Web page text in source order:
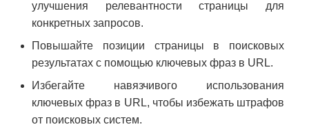
улучшения релевантности страницы для
конкретных запросов.
Повышайте позиции страницы в поисковых
результатах с помощью ключевых фраз в URL.
Избегайте навязчивого использования
ключевых фраз в URL, чтобы избежать штрафов
от поисковых систем.